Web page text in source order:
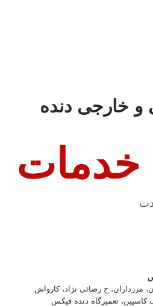
و خارجی دنده
خدمات
مرزداران، خ رضائی نژاد، کارواش
کاسپین، تعمیرگاه دنده فیکس